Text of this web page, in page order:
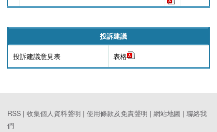
投訴建議
投訴建議意見表 表格
RSS | 收集個人資料聲明 | 使用條款及免責聲明 | 網站地圖 | 聯絡我
們